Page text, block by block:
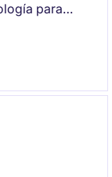
para
la calidad